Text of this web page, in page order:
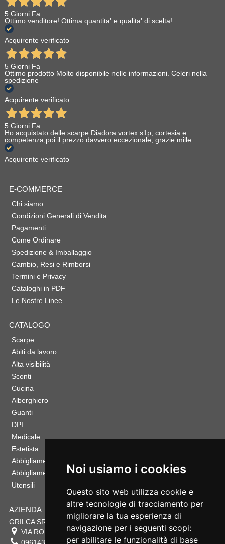
Noi usiamo i cookies
Questo sito web utilizza cookie e
altre tecnologie di tracciamento per
migliorare la tua esperienza di
navigazione per i seguenti scopi:
per abilitare le funzionalità di base
5 Giorni Fa
Ottimo venditore! Ottima quantita' e qualita' di scelta!
Acquirente verificato
5 Giorni Fa
Ottimo prodotto Molto disponibile nelle informazioni. Celeri nella
spedizione
Acquirente verificato
5 Giorni Fa
Ho acquistato delle scarpe Diadora vortex s1p, cortesia e
competenza,poi il prezzo davvero eccezionale, grazie mille
Acquirente verificato
E-COMMERCE
Chi siamo
Condizioni Generali di Vendita
Pagamenti
Come Ordinare
Spedizione & Imballaggio
Cambio, Resi e Rimborsi
Termini e Privacy
Cataloghi in PDF
Le Nostre Linee
CATALOGO
Scarpe
Abiti da lavoro
Alta visibilità
Sconti
Cucina
Alberghiero
Guanti
DPI
Medicale
Estetista
Abbigliamento Sportivo
Abbigliamento Bambino
Utensili
AZIENDA
GRILCA SRL
VIA ROMA 180 88054 SERSALE CZ